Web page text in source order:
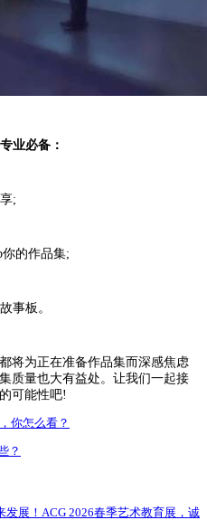
业必备：
;
的作品集;
事板。
将为正在准备作品集而深感焦虑
质量也大有益处。让我们一起接
可能性吧!
你怎么看？
？
展！ACG 2026春季艺术教育展，诚